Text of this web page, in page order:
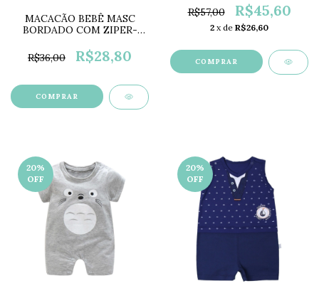
MACACÃO BEBÊ MASC
BORDADO COM ZIPER-
R$36,00
R$28,80
COMPRAR
R$57,00
R$45,60
2 x de R$26,60
COMPRAR
20%
OFF
20%
OFF